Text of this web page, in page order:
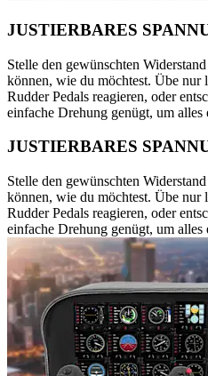
JUSTIERBARES
Stelle den gewünschten
können, wie du möchtest. Übe nur
Rudder Pedals reagieren, oder
einfache Drehung genügt, um alles
JUSTIERBARES
Stelle den gewünschten
können, wie du möchtest. Übe nur
Rudder Pedals reagieren, oder
einfache Drehung genügt, um alles